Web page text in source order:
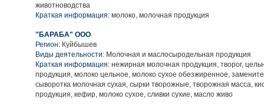
животноводства
Краткая информация: молоко, молочная продукция
"БАРАБА" ООО
Регион: Куйбышев
Виды деятельности: Молочная и маслосыродельная продукция
Краткая информация: нежирная молочная продукция, творог,
продукция, молоко цельное, молоко сухое обезжиренное,
сыворотка молочная сухая, сырки творожные, творожная масса,
продукция, кефир, молоко сухое, сливки сухие, масло живо